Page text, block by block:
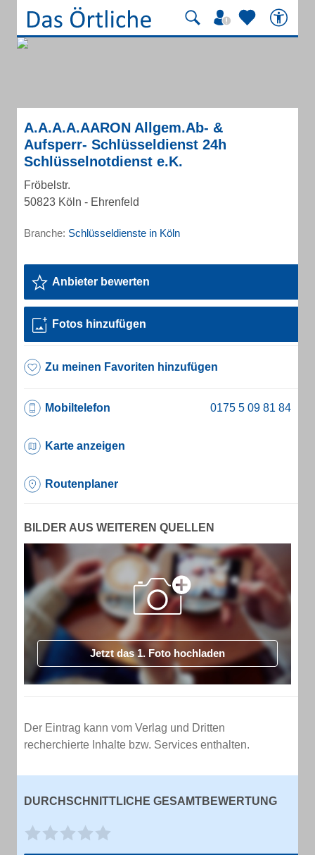
A.A.A.A.AARON Allgem.Ab- &
Aufsperr- Schlüsseldienst 24h
Schlüsselnotdienst e.K.
Fröbelstr.
50823 Köln - Ehrenfeld
Branche: Schlüsseldienste in Köln
Anbieter bewerten
Fotos hinzufügen
Zu meinen Favoriten hinzufügen
Mobiltelefon
Karte anzeigen
Routenplaner
BILDER AUS WEITEREN QUELLEN
Jetzt das 1. Foto hochladen
Der Eintrag kann vom Verlag und Dritten
recherchierte Inhalte bzw. Services enthalten.
DURCHSCHNITTLICHE GESAMTBEWERTUNG